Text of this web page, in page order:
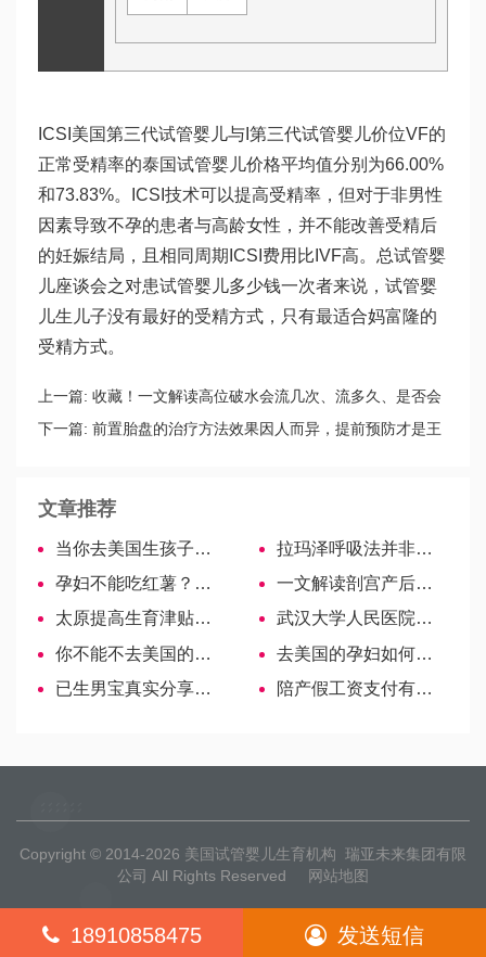
ICSI美国第三代试管婴儿与I 第三代试管婴儿价位VF的
正常受精率的泰国试管婴儿价格平均值分别为66.00%
和73.83%。ICSI技术可以提高受精率，但对于非男性
因素导致不孕的患者与高龄女性，并不能改善受精后
的妊娠结局，且相同周期ICSI费用比IVF高。总试管婴
儿座谈会之对患试管婴儿多少钱一次者来说， 试管婴
儿生儿子没有最好的受精方式，只有最适合妈富隆的
受精方式。
上一篇: 收藏！一文解读高位破水会流几次、流多久、是否会
流完
下一篇: 前置胎盘的治疗方法效果因人而异，提前预防才是王
文章推荐
当你去美国生孩子时，在哪里更容易进入海关呢？
拉玛泽呼吸法并非人人都能练，不注意禁忌效果大打折扣
孕妇不能吃红薯？吃对方法好处少不了
一文解读剖宫产后如何坐月子，这5大禁忌要知晓！
太原提高生育津贴待遇，产假从98天延长至158天！
武汉大学人民医院供精试管婴儿指引（附流程与费用）
你不能不去美国的分娩过程
去美国的孕妇如何购买保险？
已生男宝真实分享，唐筛单子数据暗示很准？
陪产假工资支付有两大标准，具体情况具体而定
Copyright © 2014-2026 美国试管婴儿生育机构 瑞亚未来集团有限
公司 All Rights Reserved
网站地图
18910858475 发送短信